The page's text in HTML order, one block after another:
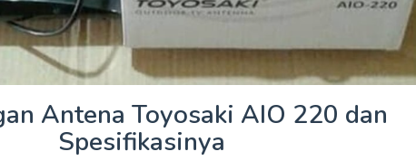
Antena Toyosaki AIO 220 dan
Spesifikasinya